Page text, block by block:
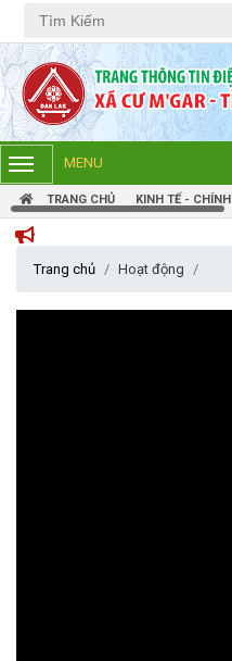
MENU
TRANG CHỦ KINH TẾ -
Trang chủ Hoạt động